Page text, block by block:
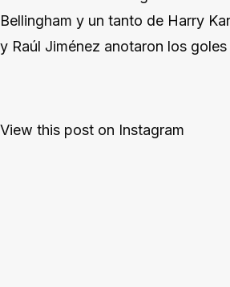
Bellingham y un tanto de Harry
y Raúl Jiménez anotaron los goles
View this post on Instagram